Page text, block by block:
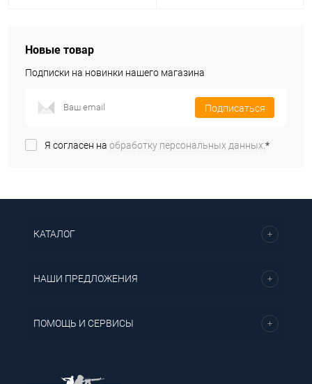
Новые товар
Подписки на новинки нашего магазина
Подписаться
Я согласен на обработку персональных данных.*
КАТАЛОГ
НАШИ ПРЕДЛОЖЕНИЯ
ПОМОЩЬ И СЕРВИСЫ